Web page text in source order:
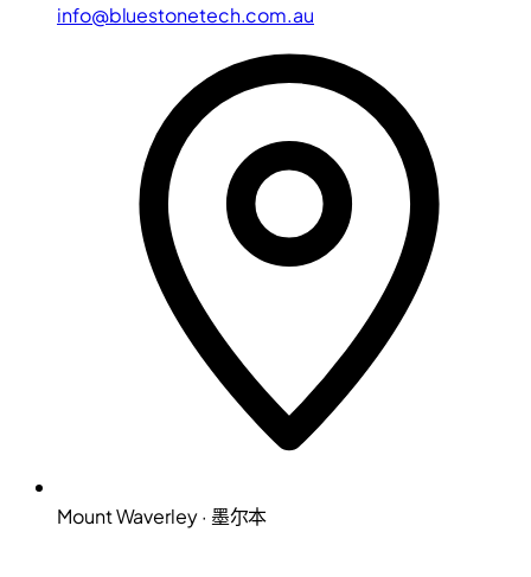
info@bluestonetech.com.au
Mount Waverley · 墨尔本